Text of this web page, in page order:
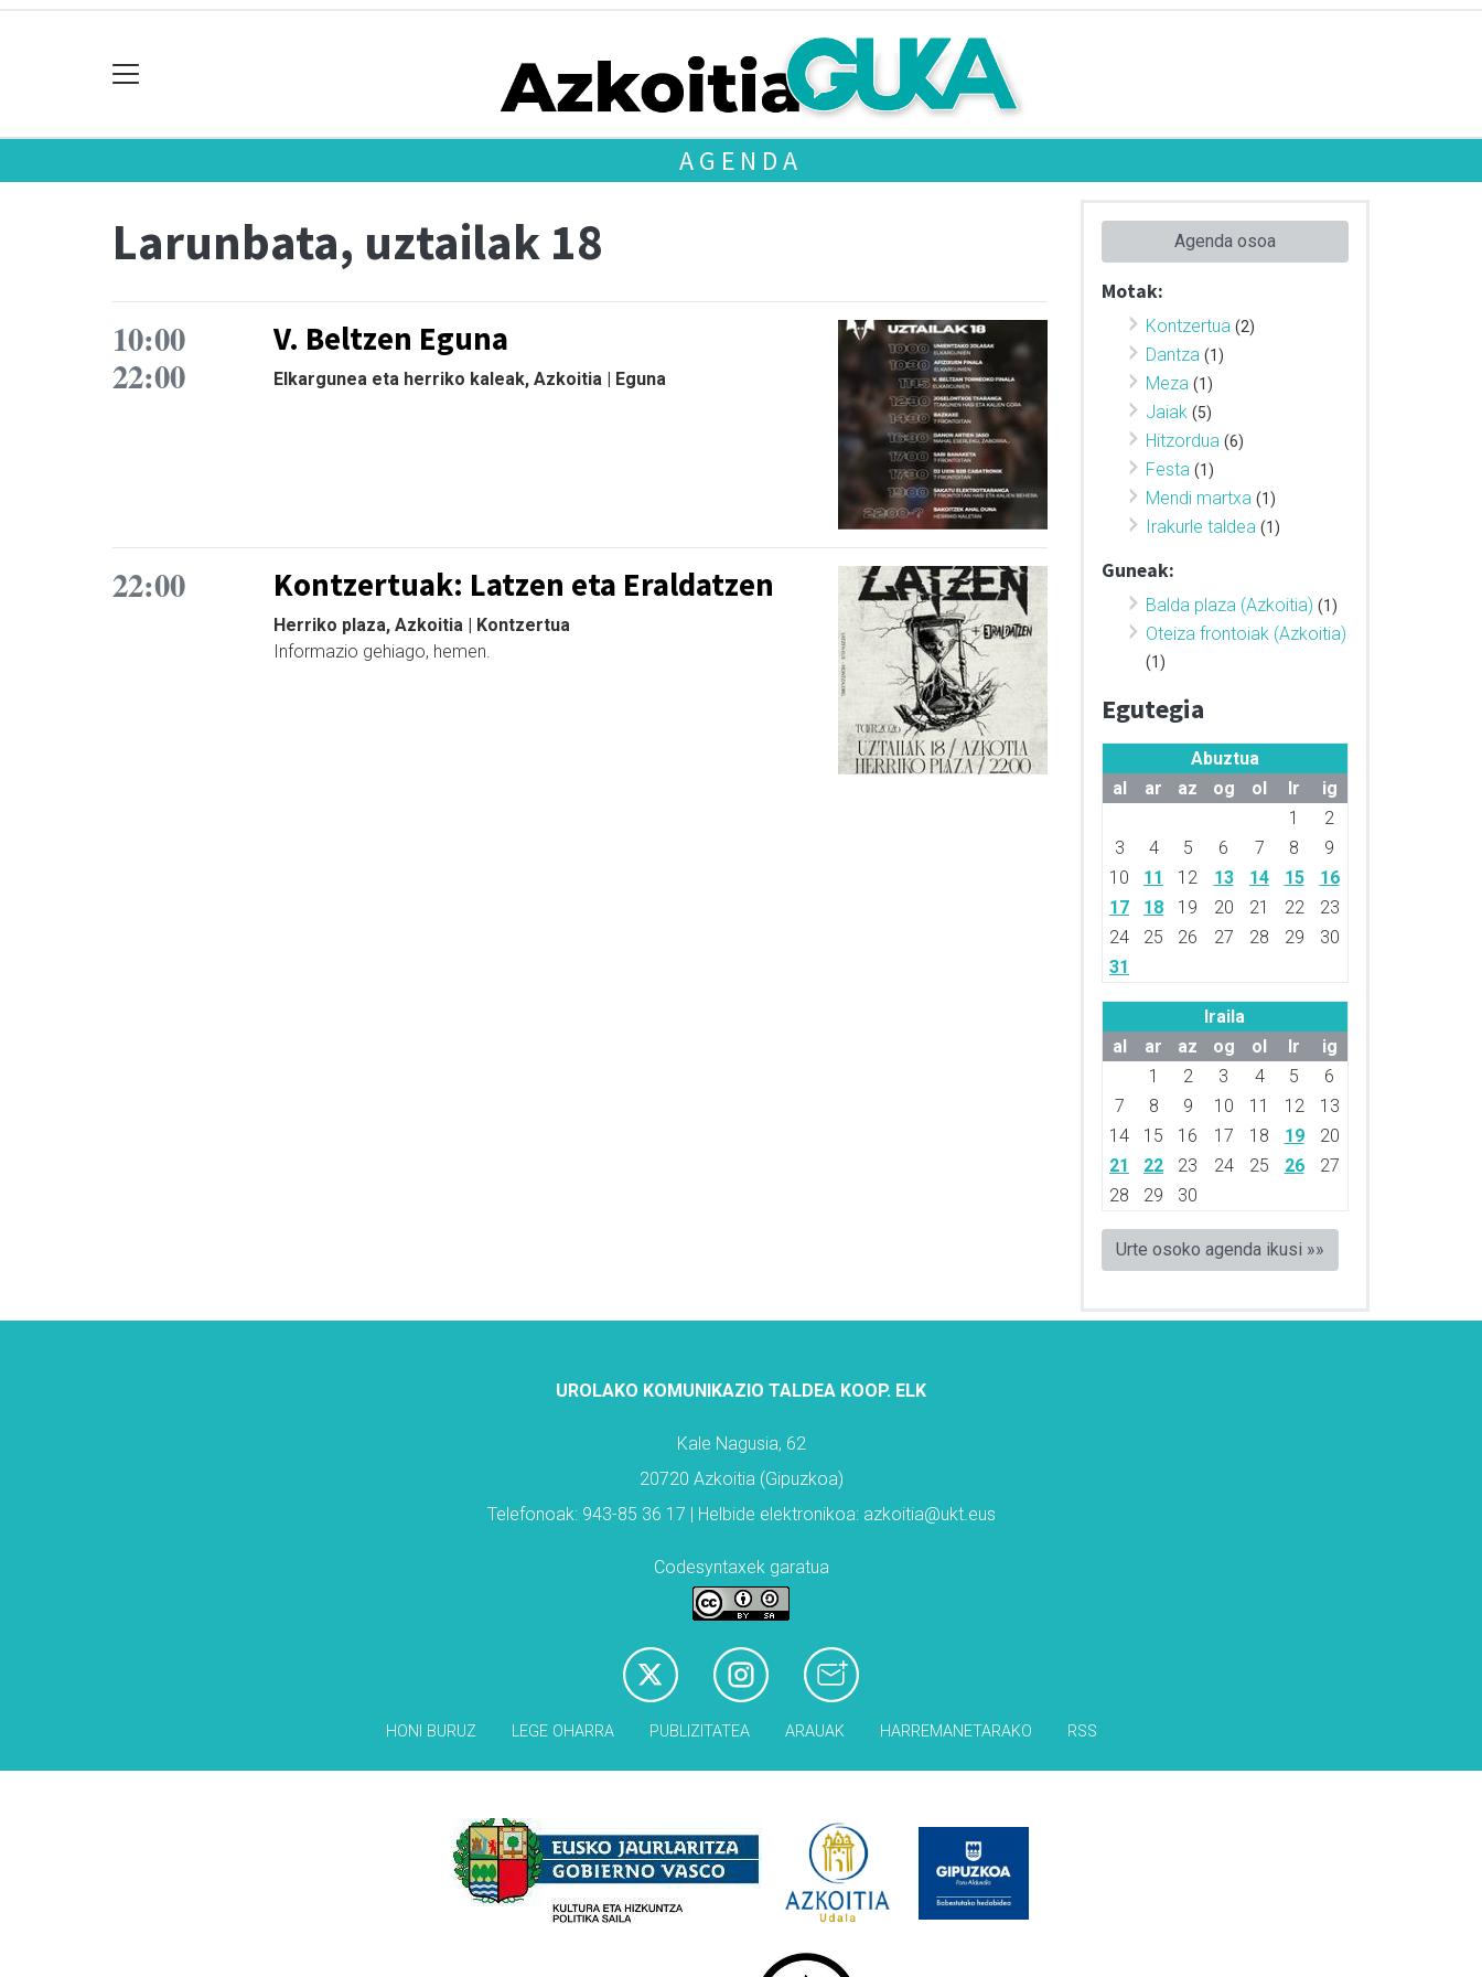
AGENDA
Larunbata, uztailak 18
10:00
22:00
V. Beltzen Eguna
Elkargunea eta herriko kaleak, Azkoitia | Eguna
22:00 Kontzertuak: Latzen eta Eraldatzen
Herriko plaza, Azkoitia | Kontzertua
Informazio gehiago, hemen.
Agenda osoa
Motak:
Kontzertua (2)
Dantza (1)
Meza (1)
Jaiak (5)
Hitzordua (6)
Festa (1)
Mendi martxa (1)
Irakurle taldea (1)
Guneak:
Balda plaza (Azkoitia) (1)
Oteiza frontoiak (Azkoitia)
(1)
Egutegia
Abuztua
al
ar az og ol lr
ig
1
2
3
4 5 6 7 8
9
10
11 12 13 14 15
16
17
18 19 20 21 22
23
24
25 26 27 28 29
30
31
Iraila
al
ar az og ol lr
ig
1
2 3 4 5
6
7
8 9 10 11 12
13
14
15 16 17 18 19
20
21
22 23 24 25 26
27
28
29 30
Urte osoko agenda ikusi »»
UROLAKO KOMUNIKAZIO TALDEA KOOP. ELK
Kale Nagusia, 62
20720 Azkoitia (Gipuzkoa)
Telefonoak: 943-85 36 17 | Helbide elektronikoa: azkoitia@ukt.eus
Codesyntaxek garatua
HONI BURUZ LEGE OHARRA PUBLIZITATEA ARAUAK HARREMANETARAKO RSS